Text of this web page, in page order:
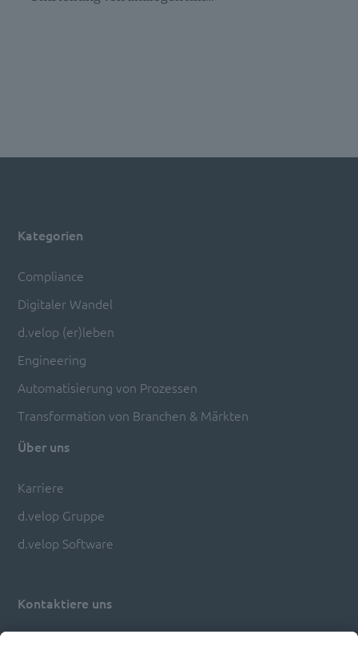
Kategorien
Compliance
Digitaler Wandel
d.velop (er)leben
Engineering
Automatisierung von Prozessen
Transformation von Branchen & Märkten
Über uns
Karriere
d.velop Gruppe
d.velop Software
Kontaktiere uns